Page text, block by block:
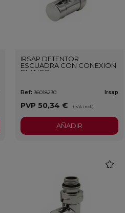
IRSAP DETENTOR
ESCUADRA CON CONEXION
BLANCO
Ref: 36018230 Irsap
PVP 50,34 € (IVA incl.)
AÑADIR